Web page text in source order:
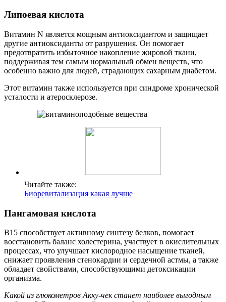
Липоевая кислота
Витамин N является мощным антиоксидантом и защищает
другие антиоксиданты от разрушения. Он помогает
предотвратить избыточное накопление жировой ткани,
поддерживая тем самым нормальный обмен веществ, что
особенно важно для людей, страдающих сахарным диабетом.
Этот витамин также используется при синдроме хронической
усталости и атеросклерозе.
Читайте также:
Биоревитализация какая лучше
Пангамовая кислота
В15 способствует активному синтезу белков, помогает
восстановить баланс холестерина, участвует в окислительных
процессах, что улучшает кислородное насыщение тканей,
снижает проявления стенокардии и сердечной астмы, а также
обладает свойствами, способствующими детоксикации
организма.
Какой из глюкометров Акку-чек станет наиболее выгодным